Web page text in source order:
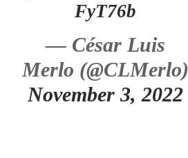
FyT76b
— César Luis
Merlo (@CLMerlo)
November 3, 2022